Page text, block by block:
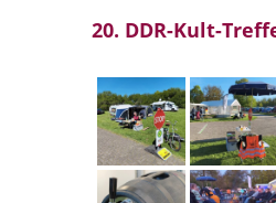
20. DDR-Kult-